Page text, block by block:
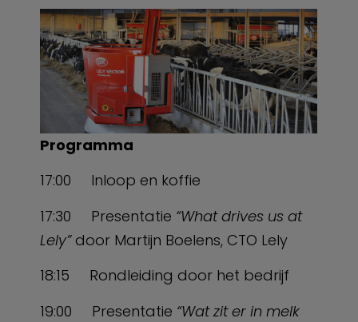
Programma
17:00 Inloop en koffie
17:30 Presentatie “What drives us at
Lely”door Martijn Boelens, CTO Lely
18:15 Rondleiding door het bedrijf
19:00 Presentatie “Wat zit er in melk